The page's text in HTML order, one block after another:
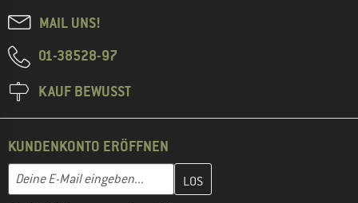
MAIL UNS!
01-38528-97
KAUF BEWUSST
KUNDENKONTO ERÖFFNEN
E-Mail-Adresse
Gib hier deine E-Mail-Adresse ein und erstelle im nächsten